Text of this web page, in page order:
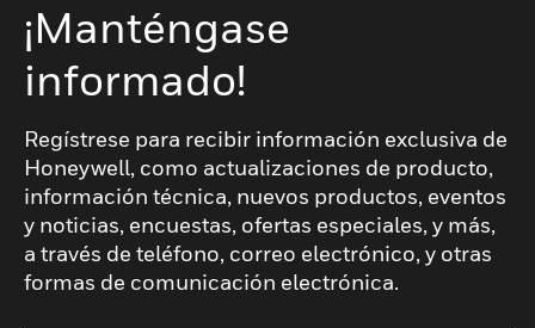
¡Manténgase
informado!
Regístrese para recibir información exclusiva de
Honeywell, como actualizaciones de producto,
información técnica, nuevos productos, eventos
y noticias, encuestas, ofertas especiales, y más,
a través de teléfono, correo electrónico, y otras
formas de comunicación electrónica.